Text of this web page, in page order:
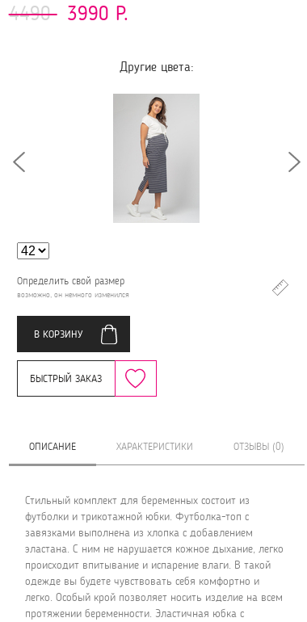
4490 3990 Р.
Другие цвета:
Определить свой размер
возможно, он немного изменился
В КОРЗИНУ
БЫСТРЫЙ ЗАКАЗ
ОПИСАНИЕ ХАРАКТЕРИСТИКИ ОТЗЫВЫ (0)
Стильный комплект для беременных состоит из
футболки и трикотажной юбки. Футболка-топ с
завязками выполнена из хлопка с добавлением
эластана. С ним не нарушается кожное дыхание, легко
происходит впитывание и испарение влаги. В такой
одежде вы будете чувствовать себя комфортно и
легко. Особый крой позволяет носить изделие на всем
протяжении беременности. Эластичная юбка с